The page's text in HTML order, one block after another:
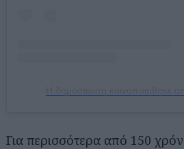
Για περισσότερα από 150